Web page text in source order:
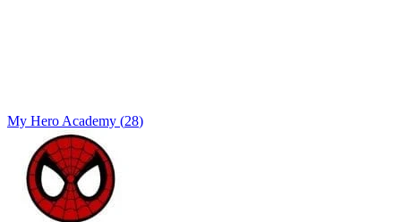
My Hero Academy (28)